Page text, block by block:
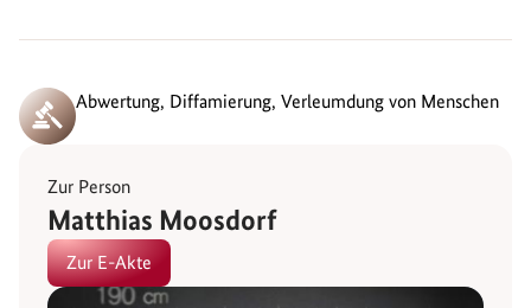
Abwertung, Diffamierung, Verleumdung von Menschen
Zur Person
Matthias Moosdorf
Zur E-Akte